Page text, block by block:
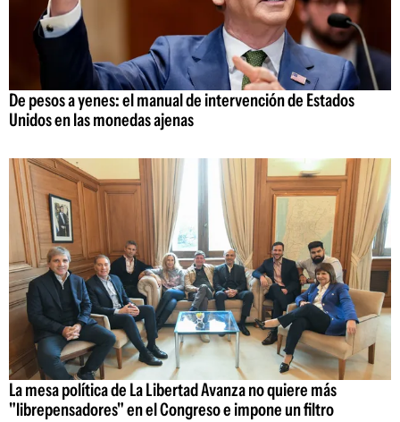
De pesos a yenes: el manual de intervención de Estados
Unidos en las monedas ajenas
La mesa política de La Libertad Avanza no quiere más
"librepensadores" en el Congreso e impone un filtro